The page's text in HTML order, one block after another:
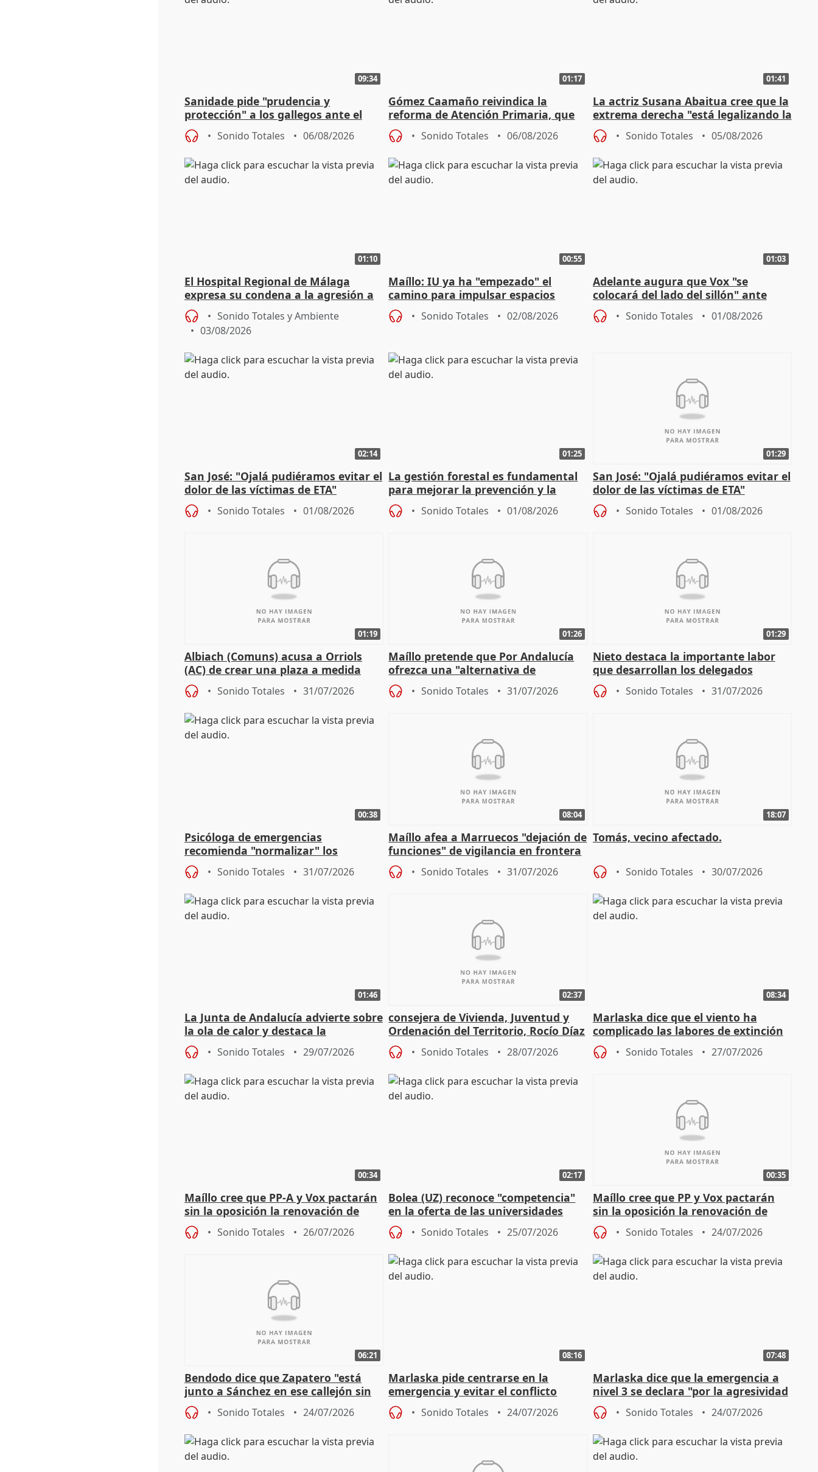
09:34
Sanidade pide "prudencia y
protección" a los gallegos ante el
eclipse del 12 de agosto
Sonido Totales 06/08/2026
01:17
Gómez Caamaño reivindica la
reforma de Atención Primaria, que
reforzará la autogestión
Sonido Totales 06/08/2026
01:41
La actriz Susana Abaitua cree que la
extrema derecha "está legalizando la
homofobia"
Sonido Totales 05/08/2026
01:10
El Hospital Regional de Málaga
expresa su condena a la agresión a
dos enfermeras de Urgencias
Sonido Totales y Ambiente
03/08/2026
00:55
Maíllo: IU ya ha "empezado" el
camino para impulsar espacios
unitarios para las municipales
Sonido Totales 02/08/2026
01:03
Adelante augura que Vox "se
colocará del lado del sillón" ante
iniciativas de la oposición
Sonido Totales 01/08/2026
02:14
San José: "Ojalá pudiéramos evitar el
dolor de las víctimas de ETA"
Sonido Totales 01/08/2026
01:25
La gestión forestal es fundamental
para mejorar la prevención y la
actuación frente a incendios
Sonido Totales 01/08/2026
01:29
San José: "Ojalá pudiéramos evitar el
dolor de las víctimas de ETA"
Sonido Totales 01/08/2026
01:19
Albiach (Comuns) acusa a Orriols
(AC) de crear una plaza a medida
para su hija en Ripoll (Girona)
Sonido Totales 31/07/2026
01:26
Maíllo pretende que Por Andalucía
ofrezca una "alternativa de
gobierno" con su labor de oposición
Sonido Totales 31/07/2026
01:29
Nieto destaca la importante labor
que desarrollan los delegados
territoriales de la Junta
Sonido Totales 31/07/2026
00:38
Psicóloga de emergencias
recomienda "normalizar" los
síntomas tras sufrir un incendio
Sonido Totales 31/07/2026
08:04
Maíllo afea a Marruecos "dejación de
funciones" de vigilancia en frontera
con Ceuta
Sonido Totales 31/07/2026
18:07
Tomás, vecino afectado.
Sonido Totales 30/07/2026
01:46
La Junta de Andalucía advierte sobre
la ola de calor y destaca la
importancia de la prevención
Sonido Totales 29/07/2026
02:37
consejera de Vivienda, Juventud y
Ordenación del Territorio, Rocío Díaz
Sonido Totales 28/07/2026
08:34
Marlaska dice que el viento ha
complicado las labores de extinción
durante la madrugada
Sonido Totales 27/07/2026
00:34
Maíllo cree que PP-A y Vox pactarán
sin la oposición la renovación de
órganos como el Defensor
Sonido Totales 26/07/2026
02:17
Bolea (UZ) reconoce "competencia"
en la oferta de las universidades
privadas
Sonido Totales 25/07/2026
00:35
Maíllo cree que PP y Vox pactarán
sin la oposición la renovación de
órganos como el Defensor
Sonido Totales 24/07/2026
06:21
Bendodo dice que Zapatero "está
junto a Sánchez en ese callejón sin
salida
Sonido Totales 24/07/2026
08:16
Marlaska pide centrarse en la
emergencia y evitar el conflicto
político
Sonido Totales 24/07/2026
07:48
Marlaska dice que la emergencia a
nivel 3 se declara "por la agresividad
de los incendios"
Sonido Totales 24/07/2026